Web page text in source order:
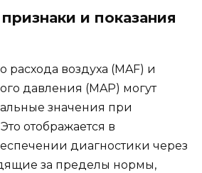
и показания
расхода воздуха (MAF) и
давления (MAP) могут
значения при
отображается в
диагностики через
за пределы нормы,